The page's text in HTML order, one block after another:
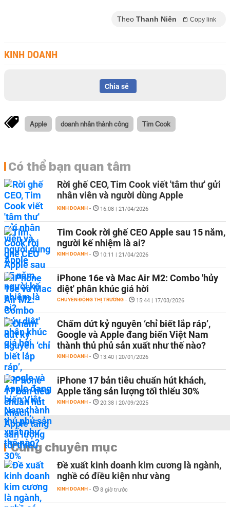
Theo Thanh Niên Copy link
KINH DOANH
Chia sẻ
Apple doanh nhân thành công Tim Cook
Có thể bạn quan tâm
Rời ghế CEO, Tim Cook viết 'tâm thư' gửi
nhân viên và người dùng Apple
KINH DOANH - 16:08 | 21/04/2026
Tim Cook rời ghế CEO Apple sau 15 năm,
người kế nhiệm là ai?
KINH DOANH - 10:11 | 21/04/2026
iPhone 16e và Mac Air M2: Combo 'hủy
diệt' phân khúc giá hời
CHUYỂN ĐỘNG THỊ TRƯỜNG - 15:44 | 17/03/2026
Chấm dứt kỷ nguyên ‘chỉ biết lắp ráp’,
Google và Apple đang biến Việt Nam
thành thủ phủ sản xuất như thế nào?
KINH DOANH - 13:40 | 20/01/2026
iPhone 17 bản tiêu chuẩn hút khách,
Apple tăng sản lượng tối thiểu 30%
KINH DOANH - 20:38 | 20/09/2025
Cùng chuyên mục
Đề xuất kinh doanh kim cương là ngành,
nghề có điều kiện như vàng
KINH DOANH - 8 giờ trước